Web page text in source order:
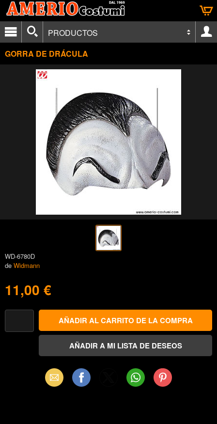
PRODUCTOS
GORRA DE DRÁCULA
WD-6780D
de Widmann
11,00 €
Email Facebook WhatsAppPinterest